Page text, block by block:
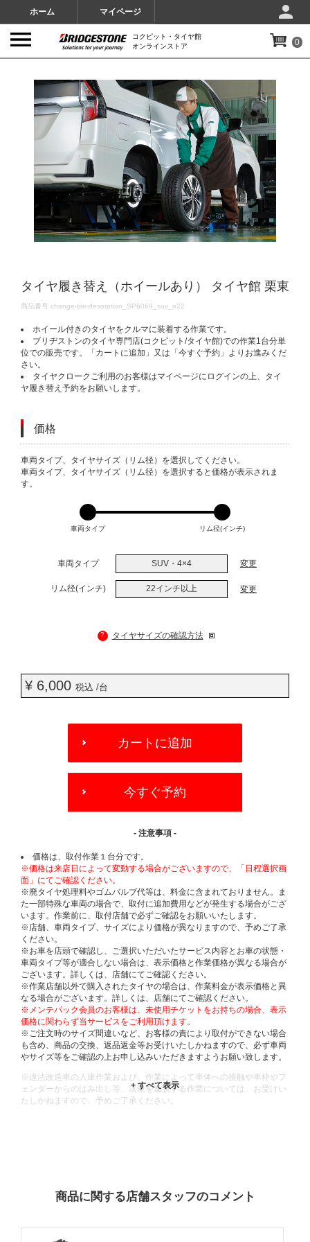
ホーム マイページ
コクピット・タイヤ館
オンラインストア
0
タイヤ履き替え（ホイールあり） タイヤ館 栗東
DETAILS
商品番号 change-tire-desorption_SP6069_suv_o22
ホイール付きのタイヤをクルマに装着する作業です。
ブリヂストンのタイヤ専門店(コクピット/タイヤ館)での作業1台分単
位での販売です。「カートに追加」又は「今すぐ予約」よりお進みくだ
さい。
タイヤクロークご利用のお客様はマイページにログインの上、タイ
ヤ履き替え予約をお願いします。
価格
VARIATIONS
車両タイプ、タイヤサイズ（リム径）を選択してください。
車両タイプ、タイヤサイズ（リム径）を選択すると価格が表示されま
す。
車両タイプ リム径(インチ)
車両タイプ SUV・4×4 変更
リム径(インチ) 22インチ以上 変更
? タイヤサイズの確認方法
¥ 6,000 税込 /台
OPTIONS
カートに追加
今すぐ予約
- 注意事項 -
価格は、取付作業１台分です。
※価格は来店日によって変動する場合がございますので、「日程選択画
面」にてご確認ください。
※廃タイヤ処理料やゴムバルブ代等は、料金に含まれておりません。ま
た一部特殊な車両の場合で、取付に追加費用などが発生する場合がござ
います。作業前に、取付店舗で必ずご確認をお願いいたします。
※店舗、車両タイプ、サイズにより価格が異なりますので、予めご了承
ください。
※お車を店頭で確認し、ご選択いただいたサービス内容とお車の状態・
車両タイプ等が適合しない場合は、表示価格と作業価格が異なる場合が
ございます。詳しくは、店舗にてご確認ください。
※作業店舗以外で購入されたタイヤの場合は、作業料金が表示価格と異
なる場合がございます。詳しくは、店舗にてご確認ください。
※メンテパック会員のお客様は、未使用チケットをお持ちの場合、表示
価格に関わらず当サービスをご利用頂けます。
※ご注文時のサイズ間違いなど、お客様の責により取付ができない場合
も含め、商品の交換、返品返金等お受けいたしかねますので、必ず車両
やサイズ等をご確認の上お申し込みいただきますようお願い致します。
※違法改造車の入庫作業および、作業によって車体への接触や車枠やフ
ェンダーからのはみ出し等、法規を逸脱する作業については、お受けい
たしかねますので、予めご了承ください。
商品に関する店舗スタッフのコメント